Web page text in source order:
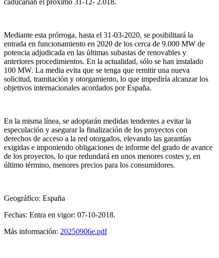
caducarían el próximo 31-12- 2.018.
Mediante esta prórroga, hasta el 31-03-2020, se posibilitará la
entrada en funcionamiento en 2020 de los cerca de 9.000 MW de
potencia adjudicada en las últimas subastas de renovables y
anteriores procedimientos. En la actualidad, sólo se han instalado
100 MW. La media evita que se tenga que remitir una nueva
solicitud, tramitación y otorgamiento, lo que impediría alcanzar los
objetivos internacionales acordados por España.
En la misma línea, se adoptarán medidas tendentes a evitar la
especulación y asegurar la finalización de los proyectos con
derechos de acceso a la red otorgados, elevando las garantías
exigidas e imponiendo obligaciones de informe del grado de avance
de los proyectos, lo que redundará en unos menores costes y, en
último término, menores precios para los consumidores.
Geográfico: España
Fechas: Entra en vigor: 07-10-2018.
Más información: 20250906e.pdf